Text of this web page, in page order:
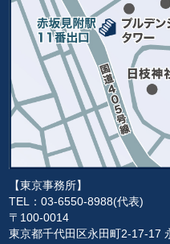
【東京事務所】
TEL：03-6550-8988(代表)
〒100-0014
東京都千代田区永田町2-17-17